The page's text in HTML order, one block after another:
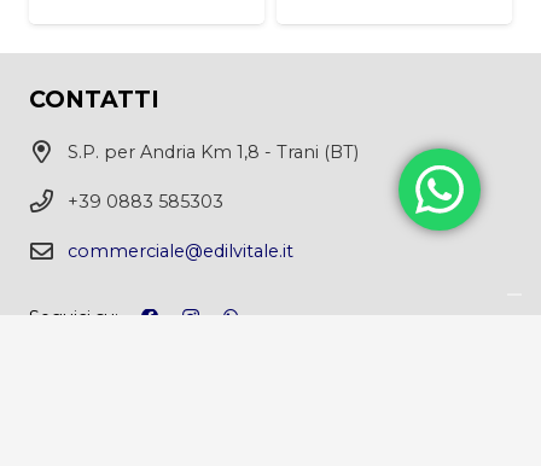
CONTATTI
S.P. per Andria Km 1,8 - Trani (BT)
+39 0883 585303
commerciale@edilvitale.it
Seguici su: